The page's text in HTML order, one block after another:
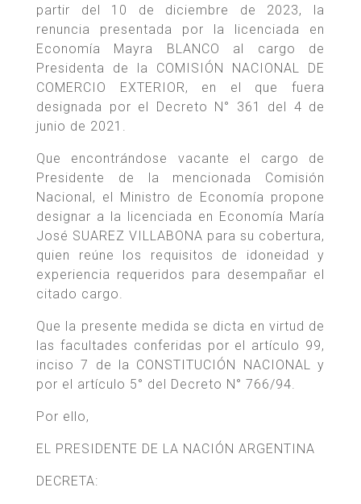
partir del 10 de diciembre de 2023, la
renuncia presentada por la licenciada en
Economía Mayra BLANCO al cargo de
Presidenta de la COMISIÓN NACIONAL DE
COMERCIO EXTERIOR, en el que fuera
designada por el Decreto N° 361 del 4 de
junio de 2021.
Que encontrándose vacante el cargo de
Presidente de la mencionada Comisión
Nacional, el Ministro de Economía propone
designar a la licenciada en Economía María
José SUAREZ VILLABONA para su cobertura,
quien reúne los requisitos de idoneidad y
experiencia requeridos para desempañar el
citado cargo.
Que la presente medida se dicta en virtud de
las facultades conferidas por el artículo 99,
inciso 7 de la CONSTITUCIÓN NACIONAL y
por el artículo 5° del Decreto N° 766/94.
Por ello,
EL PRESIDENTE DE LA NACIÓN ARGENTINA
DECRETA: